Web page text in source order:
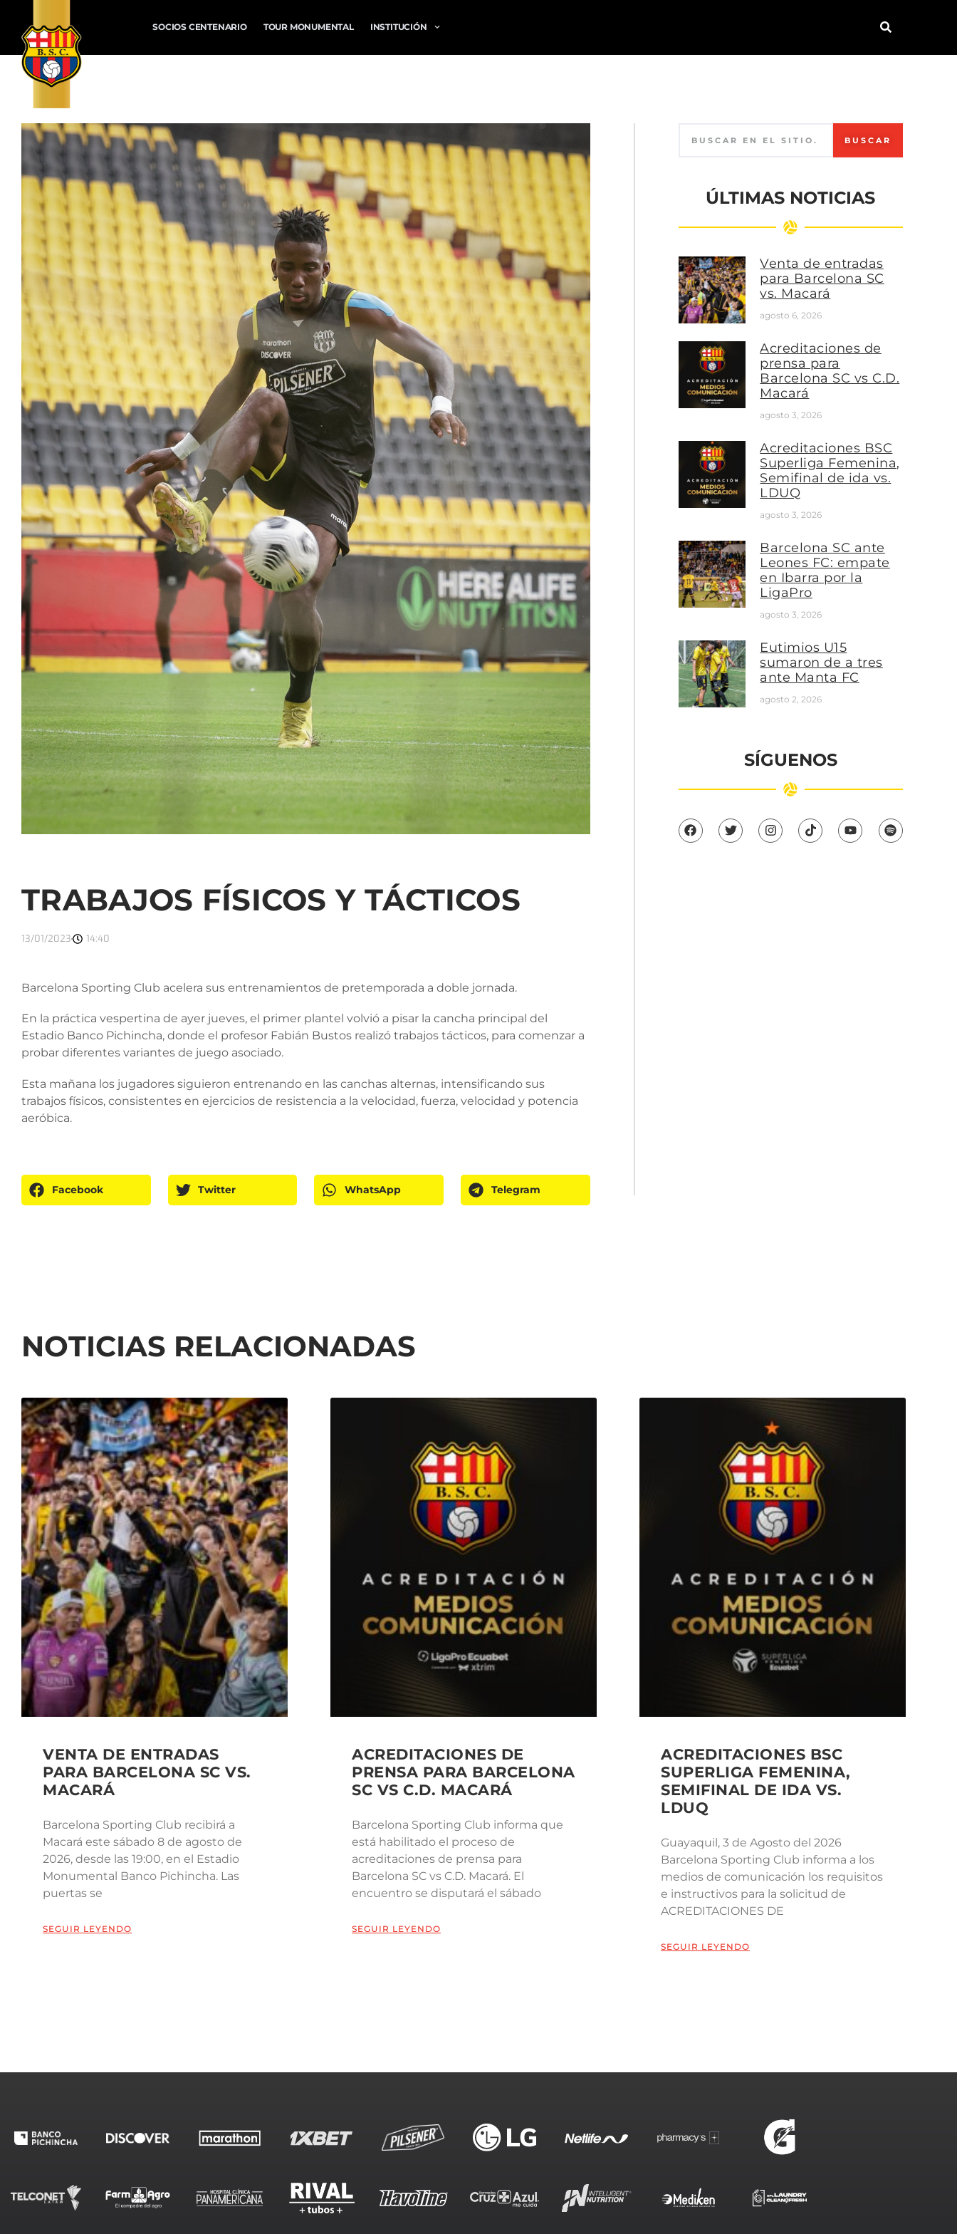
SOCIOS CENTENARIO TOUR MONUMENTAL INSTITUCIÓN
TRABAJOS FÍSICOS Y TÁCTICOS
13/01/2023 14:40
Barcelona Sporting Club acelera sus entrenamientos de pretemporada a doble jornada.
En la práctica vespertina de ayer jueves, el primer plantel volvió a pisar la cancha principal del
Estadio Banco Pichincha, donde el profesor Fabián Bustos realizó trabajos tácticos, para comenzar a
probar diferentes variantes de juego asociado.
Esta mañana los jugadores siguieron entrenando en las canchas alternas, intensificando sus
trabajos físicos, consistentes en ejercicios de resistencia a la velocidad, fuerza, velocidad y potencia
aeróbica.
Facebook Twitter WhatsApp Telegram
BUSCAR
ÚLTIMAS NOTICIAS
Venta de entradas
para Barcelona SC
vs. Macará
agosto 6, 2026
Acreditaciones de
prensa para
Barcelona SC vs C.D.
Macará
agosto 3, 2026
Acreditaciones BSC
Superliga Femenina,
Semifinal de ida vs.
LDUQ
agosto 3, 2026
Barcelona SC ante
Leones FC: empate
en Ibarra por la
LigaPro
agosto 3, 2026
Eutimios U15
sumaron de a tres
ante Manta FC
agosto 2, 2026
SÍGUENOS
NOTICIAS RELACIONADAS
VENTA DE ENTRADAS
PARA BARCELONA SC VS.
MACARÁ
Barcelona Sporting Club recibirá a
Macará este sábado 8 de agosto de
2026, desde las 19:00, en el Estadio
Monumental Banco Pichincha. Las
puertas se
SEGUIR LEYENDO
ACREDITACIONES DE
PRENSA PARA BARCELONA
SC VS C.D. MACARÁ
Barcelona Sporting Club informa que
está habilitado el proceso de
acreditaciones de prensa para
Barcelona SC vs C.D. Macará. El
encuentro se disputará el sábado
SEGUIR LEYENDO
ACREDITACIONES BSC
SUPERLIGA FEMENINA,
SEMIFINAL DE IDA VS.
LDUQ
Guayaquil, 3 de Agosto del 2026
Barcelona Sporting Club informa a los
medios de comunicación los requisitos
e instructivos para la solicitud de
ACREDITACIONES DE
SEGUIR LEYENDO